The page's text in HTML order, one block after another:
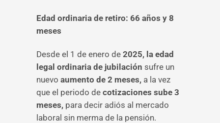
Edad ordinaria de retiro: 66 años y 8
meses
Desde el 1 de enero de 2025, la edad
legal ordinaria de jubilación sufre un
nuevo aumento de 2 meses, a la vez
que el periodo de cotizaciones sube 3
meses, para decir adiós al mercado
laboral sin merma de la pensión.